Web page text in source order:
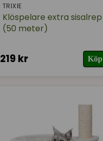
TRIXIE
Klöspelare extra sisalrep
(50 meter)
219 kr Köp